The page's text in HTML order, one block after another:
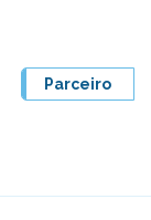
Parceiro